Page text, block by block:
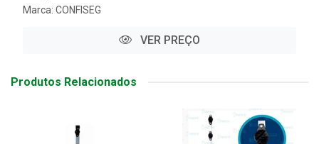
Marca: CONFISEG
VER PREÇO
Produtos Relacionados